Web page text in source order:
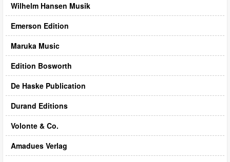
Wilhelm Hansen Musik
Emerson Edition
Maruka Music
Edition Bosworth
De Haske Publication
Durand Editions
Volonte & Co.
Amadues Verlag